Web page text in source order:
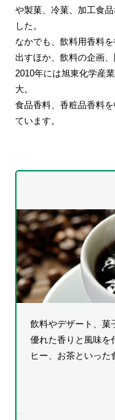
や製菓、冷菓、加工食
した。
なかでも、飲料用香料
出すほか、飲料の企画
2010年には旭東化学産
大。
食品香料、香粧品香料
ています。
飲料やデザート、菓
優れた香りと風味を
ヒー、お茶といった